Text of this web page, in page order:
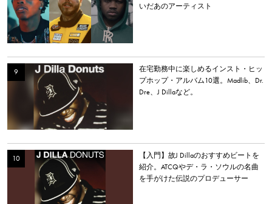
いだあのアーティスト
在宅勤務中に楽しめるインスト・ヒッ
プホップ・アルバム10選。Madlib、Dr.
Dre、J Dillaなど。
【入門】故J Dillaのおすすめビートを
紹介。ATCQやデ・ラ・ソウルの名曲
を手がけた伝説のプロデューサー